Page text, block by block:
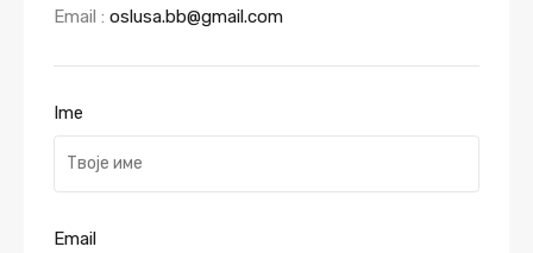
Email : oslusa.bb@gmail.com
Ime
Email